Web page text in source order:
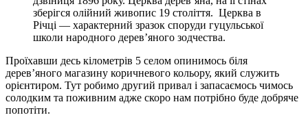
зберігся олійний живопис 19 століття. Церква в
Річці — характерний зразок споруди гуцульської
школи народного дерев’яного зодчества.
Проїхавши десь кілометрів 5 селом опинимось біля
дерев’яного магазину коричневого кольору, який служить
орієнтиром. Тут робимо другий привал і запасаємось чимось
солодким та поживним адже скоро нам потрібно буде добряче
попотіти.